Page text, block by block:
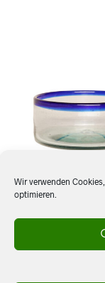
Wir verwenden
optimieren.
Glasschale